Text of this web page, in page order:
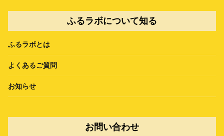
ふるラボについて知る
ふるラボとは
よくあるご質問
お知らせ
お問い合わせ